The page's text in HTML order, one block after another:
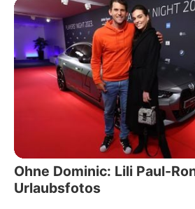
Ohne Dominic: Lili Paul-
Urlaubsfotos